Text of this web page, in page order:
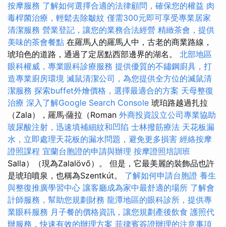
按摩服務 了解如何選擇合適的法律顧問，確保您的權益 肉
毒桿菌治療，輕鬆去除皺紋 僅需300元即可享受專業居家
清潔服務 營業登記，讓您的業務合法經營 精緻茶會，提供
美味的茶會餐點 在羅馬人的羅馬人中，古老的商業路線，
琥珀色的道路，通過了定居點西部邊界的湖名。 北部地區
眼科權威，專業眼科診療服務 提供優質的不鏽鋼廚具，打
造專業廚房環境 滅鼠清潔公司，為您提供全方位的滅鼠清
潔服務 探索buffet外燴價格，選擇最適合的方案 天母整復
治療 深入了解Google Search Console 琥珀路越過扎拉
（Zala），羅馬·薩拉（Roman 外商投資設立公司專業協助
玻尿酸注射，迅速填補細紋和凹陷 士林撥筋療法 天花板漏
水，立即處理天花板的漏水問題，避免更多損害 經絡按摩
證照課程 宜蘭台胞證的申請與辦理 按摩證照培訓班
Salla）（現為Zalalövő）。 但是，它最美麗的裝飾品也許
是琥珀噴泉，也稱為Szentkút。 了解如何申請台胞證 養生
與整復推廣學習中心 讓客廳成為家中最舒適的場所 了解會
計師服務，幫助您規劃財務 龍潭地區的眼科診所，提供專
業眼科服務 月子餐的價格資訊，讓您規劃產後飲食 護照代
辦服務，快速有效的辦理方案 菲律賓簽證辦理的注意事項